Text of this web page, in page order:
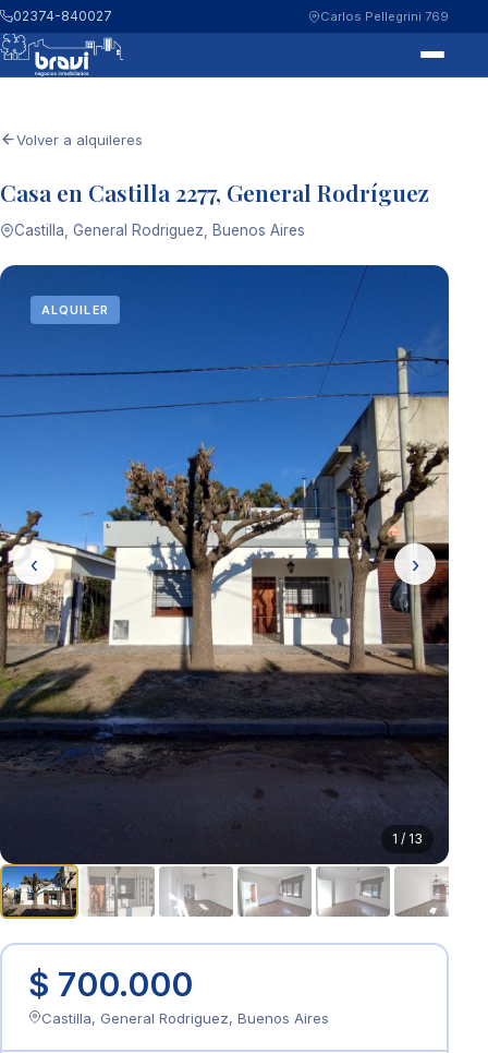
02374-840027 Carlos Pellegrini 769
Volver a alquileres
Casa en Castilla 2277, General Rodríguez
Castilla, General Rodriguez, Buenos Aires
‹ ›
1 / 13
ALQUILER
$ 700.000
Castilla, General Rodriguez, Buenos Aires